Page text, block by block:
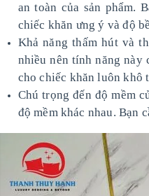
an toàn của sản phẩm.
chiếc khăn ưng ý và độ
Khả năng thấm hút và
nhiều nên tính năng
cho chiếc khăn luôn khô
Chú trọng đến độ mềm
độ mềm khác nhau. Bạn